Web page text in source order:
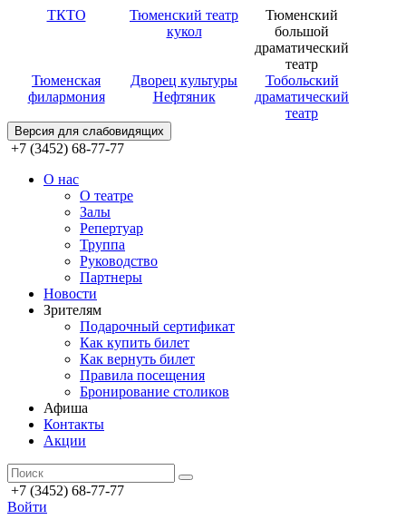
ТКТО
Тюменский театр
кукол
Тюменский
большой
драматический
театр
Тюменская
филармония
Дворец культуры
Нефтяник
Тобольский
драматический
театр
Версия для слабовидящих
+7 (3452) 68-77-77
О нас
О театре
Залы
Репертуар
Труппа
Руководство
Партнеры
Новости
Зрителям
Подарочный сертификат
Как купить билет
Как вернуть билет
Правила посещения
Бронирование столиков
Афиша
Контакты
Акции
+7 (3452) 68-77-77
Войти